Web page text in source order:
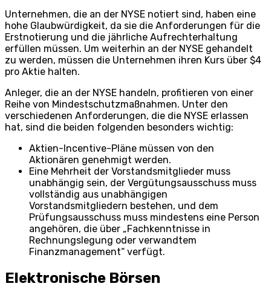
Unternehmen, die an der NYSE notiert sind, haben eine
hohe Glaubwürdigkeit, da sie die Anforderungen für die
Erstnotierung und die jährliche Aufrechterhaltung
erfüllen müssen. Um weiterhin an der NYSE gehandelt
zu werden, müssen die Unternehmen ihren Kurs über $4
pro Aktie halten.
Anleger, die an der NYSE handeln, profitieren von einer
Reihe von Mindestschutzmaßnahmen. Unter den
verschiedenen Anforderungen, die die NYSE erlassen
hat, sind die beiden folgenden besonders wichtig:
Aktien-Incentive-Pläne müssen von den
Aktionären genehmigt werden.
Eine Mehrheit der Vorstandsmitglieder muss
unabhängig sein, der Vergütungsausschuss muss
vollständig aus unabhängigen
Vorstandsmitgliedern bestehen, und dem
Prüfungsausschuss muss mindestens eine Person
angehören, die über „Fachkenntnisse in
Rechnungslegung oder verwandtem
Finanzmanagement“ verfügt.
Elektronische Börsen